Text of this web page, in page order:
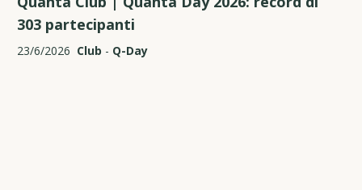
303 partecipanti
23/6/2026 Club - Q-Day